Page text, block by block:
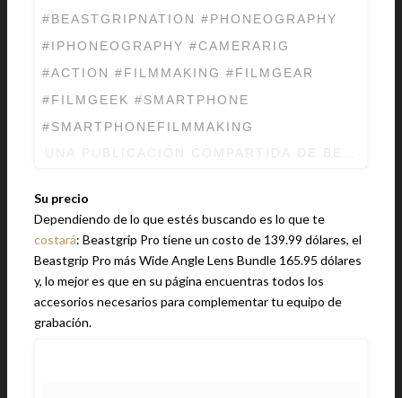
#BEASTGRIPNATION #PHONEOGRAPHY
#IPHONEOGRAPHY #CAMERARIG
#ACTION #FILMMAKING #FILMGEAR
#FILMGEEK #SMARTPHONE
#SMARTPHONEFILMMAKING
Su precio
Dependiendo de lo que estés buscando es lo que te
costará: Beastgrip Pro tiene un costo de 139.99 dólares, el
Beastgrip Pro más Wide Angle Lens Bundle 165.95 dólares
y, lo mejor es que en su página encuentras todos los
accesorios necesarios para complementar tu equipo de
grabación.